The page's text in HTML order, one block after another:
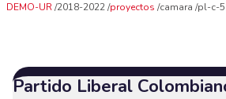
DEMO-UR 2018-2022 proyectos camara pl-c-
Partido Liberal